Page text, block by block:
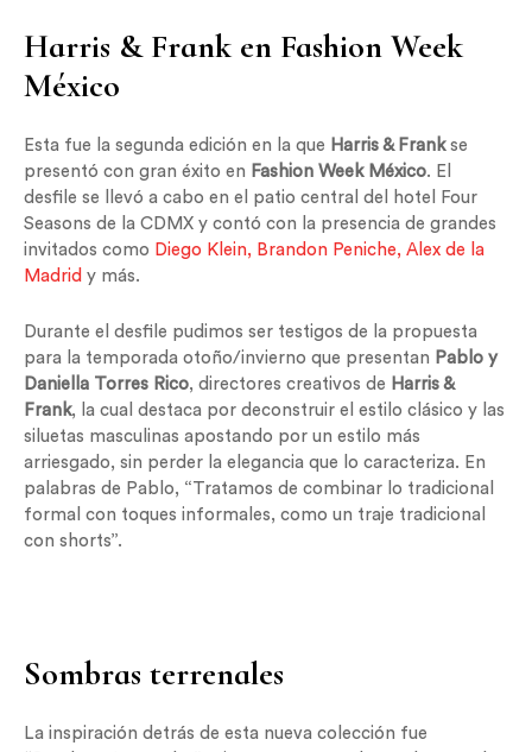
Harris & Frank en Fashion Week
México
Esta fue la segunda edición en la que Harris & Frank se
presentó con gran éxito en Fashion Week México. El
desfile se llevó a cabo en el patio central del hotel Four
Seasons de la CDMX y contó con la presencia de grandes
invitados como Diego Klein, Brandon Peniche, Alex de la
Madrid y más.
Durante el desfile pudimos ser testigos de la propuesta
para la temporada otoño/invierno que presentan Pablo y
Daniella Torres Rico, directores creativos de Harris &
Frank, la cual destaca por deconstruir el estilo clásico y las
siluetas masculinas apostando por un estilo más
arriesgado, sin perder la elegancia que lo caracteriza. En
palabras de Pablo, “Tratamos de combinar lo tradicional
formal con toques informales, como un traje tradicional
con shorts”.
Sombras terrenales
La inspiración detrás de esta nueva colección fue